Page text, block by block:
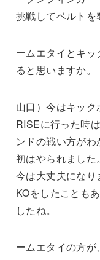
挑戦してベルトを
ームエタイとキ
ると思いますか。
山口）今はキッ
RISEに行った時
ンドの戦い方が
初はやられまし
今は大丈夫にな
KOをしたことも
したね。
ームエタイの方